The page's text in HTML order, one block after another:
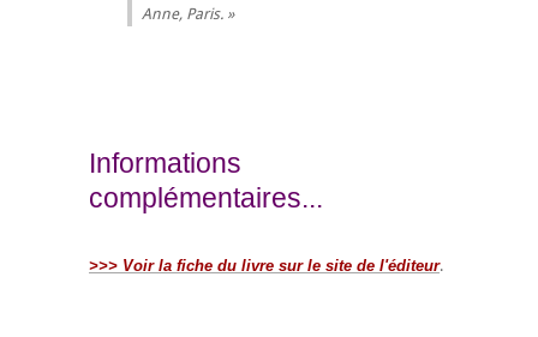
Anne, Paris.
Informations
complémentaires...
>>> Voir la fiche du livre sur le site de l'éditeur.